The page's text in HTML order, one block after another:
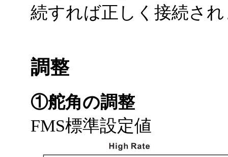
続すれば正しく接続さ
調整
①舵角の調整
FMS標準設定値